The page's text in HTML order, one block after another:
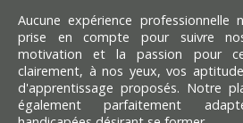
Aucune expérience
prise en compte pour suivre
motivation et la passion pour
clairement, à nos yeux, vos
d'apprentissage proposés. Notre
également parfaitement